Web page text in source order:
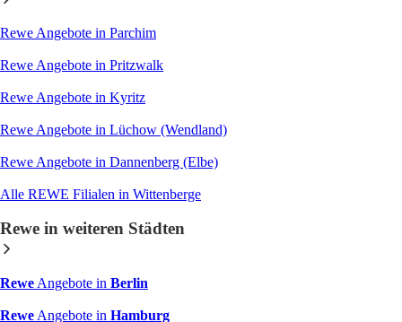
Rewe Angebote in Parchim
Rewe Angebote in Pritzwalk
Rewe Angebote in Kyritz
Rewe Angebote in Lüchow (Wendland)
Rewe Angebote in Dannenberg (Elbe)
Alle REWE Filialen in Wittenberge
Rewe in weiteren Städten
Rewe Angebote in Berlin
Rewe Angebote in Hamburg